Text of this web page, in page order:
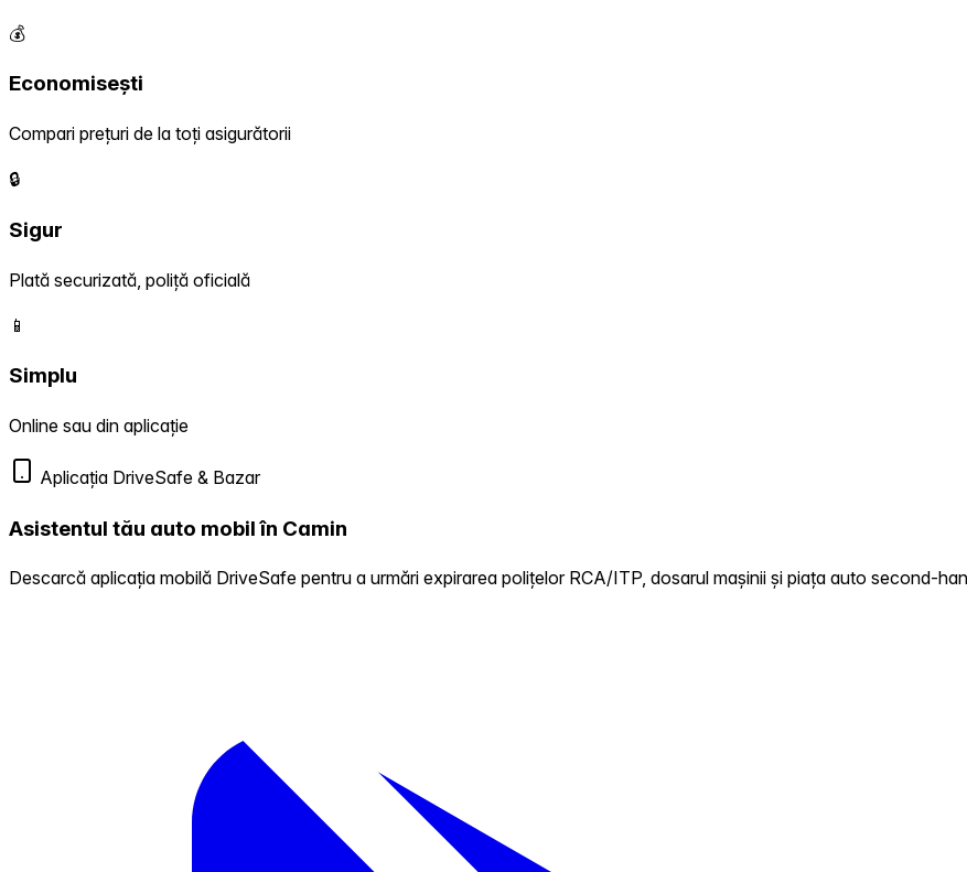
💰
Economisești
Compari prețuri de la toți asigurătorii
🔒
Sigur
Plată securizată, poliță oficială
📱
Simplu
Online sau din aplicație
Aplicația DriveSafe & Bazar
Asistentul tău auto mobil în Camin
Descarcă aplicația mobilă DriveSafe pentru a urmări expirarea polițelor RCA/ITP, dosarul mașinii și piața auto second-